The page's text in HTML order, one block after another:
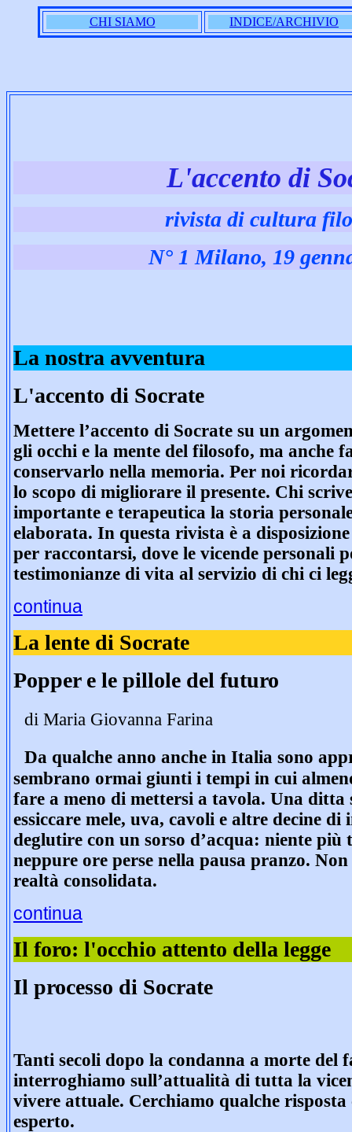
CHI SIAMO INDICE/ARCHIVIO
L'accento di
rivista di cultura
N° 1 Milano, 19
La nostra avventura
L'accento di Socrate
Mettere l’accento di Socrate su un
gli occhi e la mente del filosofo, ma anche
conservarlo nella memoria. Per noi
lo scopo di migliorare il presente. Chi
importante e terapeutica la storia
elaborata. In questa rivista è a
per raccontarsi, dove le vicende personali
testimonianze di vita al servizio di chi ci
continua
La lente di Socrate
Popper e le pillole del futuro
di Maria Giovanna Farina
Da qualche anno anche in Italia sono
sembrano ormai giunti i tempi in cui
fare a meno di mettersi a tavola. Una ditta
essiccare mele, uva, cavoli e altre decine
deglutire con un sorso d’acqua: niente più
neppure ore perse nella pausa pranzo.
realtà consolidata.
continua
Il foro: l'occhio attento della legge
Il processo di Socrate
Tanti secoli dopo la condanna a morte del
interroghiamo sull’attualità di tutta la
vivere attuale. Cerchiamo qualche
esperto.